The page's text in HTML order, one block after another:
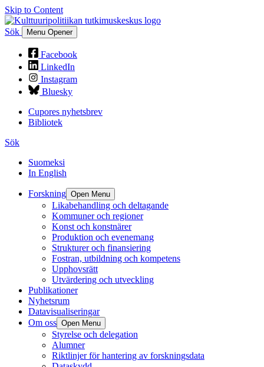
Skip to Content
Sök Menu Opener
Facebook
LinkedIn
Instagram
Bluesky
Cupores nyhetsbrev
Bibliotek
Sök
Suomeksi
In English
Forskning Open Menu
Likabehandling och deltagande
Kommuner och regioner
Konst och konstnärer
Produktion och evenemang
Strukturer och finansiering
Fostran, utbildning och kompetens
Upphovsrätt
Utvärdering och utveckling
Publikationer
Nyhetsrum
Datavisualiseringar
Om oss Open Menu
Styrelse och delegation
Alumner
Riktlinjer för hantering av forskningsdata